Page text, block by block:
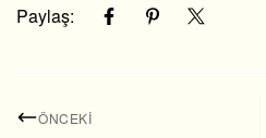
Paylaş:
ÖNCEKI